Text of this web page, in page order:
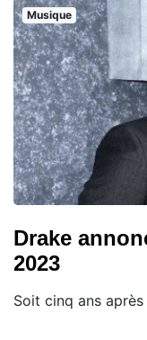
Musique
Drake
2023
Soit cinq ans